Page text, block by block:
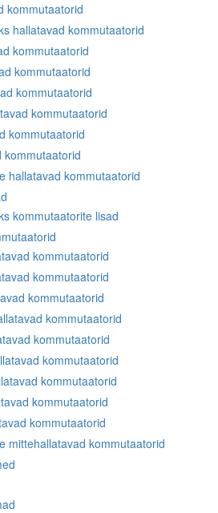
kommutaatorid
hallatavad kommutaatorid
kommutaatorid
kommutaatorid
kommutaatorid
kommutaatorid
kommutaatorid
kommutaatorid
hallatavad kommutaatorid
kommutaatorite lisad
kommutaatorid
kommutaatorid
kommutaatorid
kommutaatorid
kommutaatorid
kommutaatorid
kommutaatorid
kommutaatorid
kommutaatorid
mittehallatavad kommutaatorid